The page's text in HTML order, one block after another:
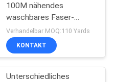
100M nähendes
waschbares Faser-
Papier mit 0.3mm
0.55mm 0.8mm
Verhandelbar MOQ:110 Yards
KONTAKT
Unterschiedliches